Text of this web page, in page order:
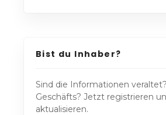
Bist du Inhaber?
Sind die Informationen
Geschäfts? Jetzt registrieren
aktualisieren.